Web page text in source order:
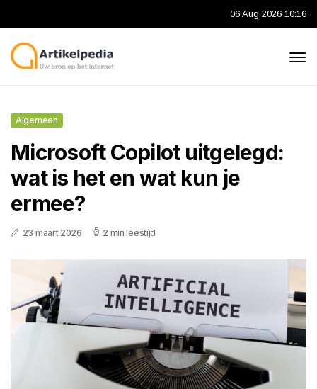
06 Aug 2026 10:16
Algemeen
Microsoft Copilot uitgelegd:
wat is het en wat kun je
ermee?
23 maart 2026 2 min leestijd